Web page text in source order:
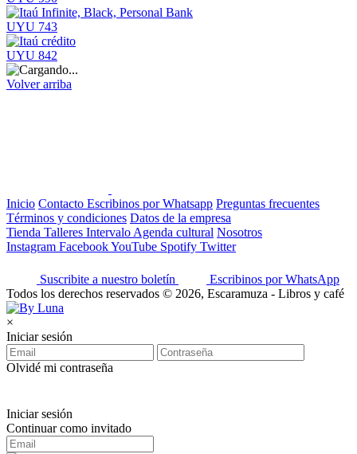
UYU 743
UYU 842
Volver arriba
Inicio Contacto Escribinos por Whatsapp Preguntas frecuentes
Términos y condiciones Datos de la empresa
Tienda Talleres Intervalo Agenda cultural Nosotros
Instagram FacebookYouTube Spotify Twitter
Suscribite a nuestro boletín
Escribinos por WhatsApp
Todos los derechos reservados © 2026, Escaramuza - Libros y café
×
Iniciar sesión
Olvidé mi contraseña
Iniciar sesión
Continuar como invitado